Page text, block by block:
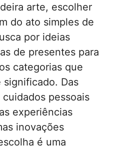
arte, escolher
do ato simples de
por ideias
de presentes para
categorias que
significado. Das
pessoais
experiências
inovações
é uma